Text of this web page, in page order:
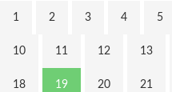
1 2 3 4 5
10 11 12 13
18 19 20 21